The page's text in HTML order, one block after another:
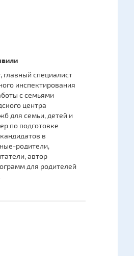
главный специалист
инспектирования
с семьями
центра
для семьи, детей и
по подготовке
в
родители,
автор
для родителей